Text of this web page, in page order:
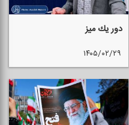
دور یك میز
۱۴۰۵/۰۲/۲۹